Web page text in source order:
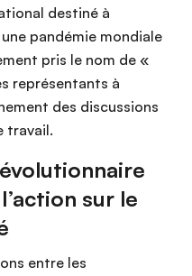
destiné à
pandémie mondiale
pris le nom de «
représentants à
des discussions
travail.
sur le
entre les